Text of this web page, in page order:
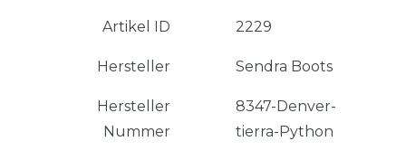
Artikel ID
Hersteller
Hersteller
Nummer
2229
Sendra Boots
8347-Denver-
tierra-Python